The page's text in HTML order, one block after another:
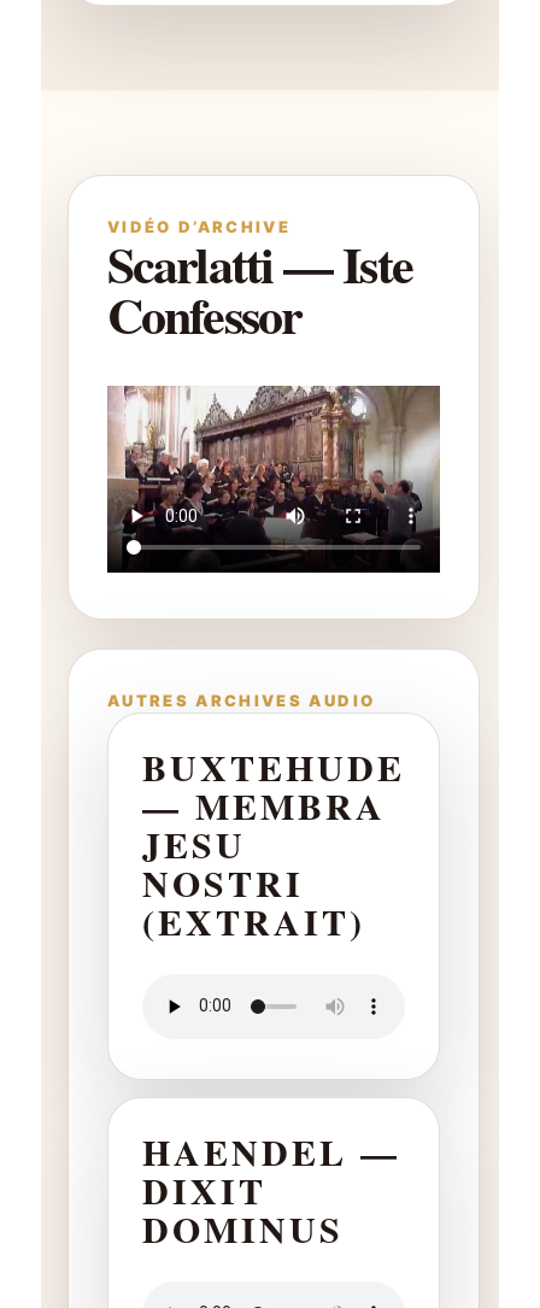
VIDÉO D’ARCHIVE
Scarlatti — Iste
Confessor
AUTRES ARCHIVES AUDIO
BUXTEHUDE
— MEMBRA
JESU
NOSTRI
(EXTRAIT)
HAENDEL —
DIXIT
DOMINUS